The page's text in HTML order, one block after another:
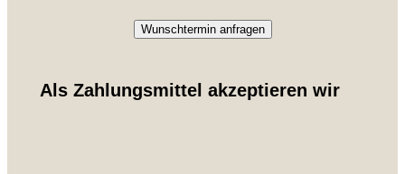
Wunschtermin anfragen
Als Zahlungsmittel akzeptieren wir